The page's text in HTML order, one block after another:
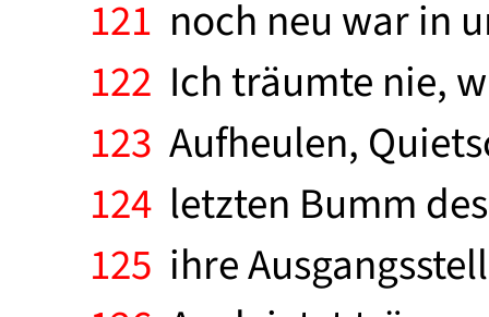
121 noch neu war in
122 Ich träumte nie,
123 Aufheulen,
124 letzten Bumm
125 ihre